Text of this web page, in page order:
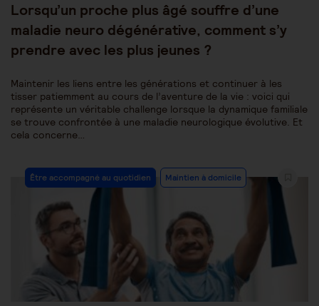
Lorsqu’un proche plus âgé souffre d’une
maladie neuro dégénérative, comment s’y
prendre avec les plus jeunes ?
Maintenir les liens entre les générations et continuer à les
tisser patiemment au cours de l’aventure de la vie : voici qui
représente un véritable challenge lorsque la dynamique familiale
se trouve confrontée à une maladie neurologique évolutive. Et
cela concerne…
Post
Category:
Être accompagné au quotidien Maintien à domicile